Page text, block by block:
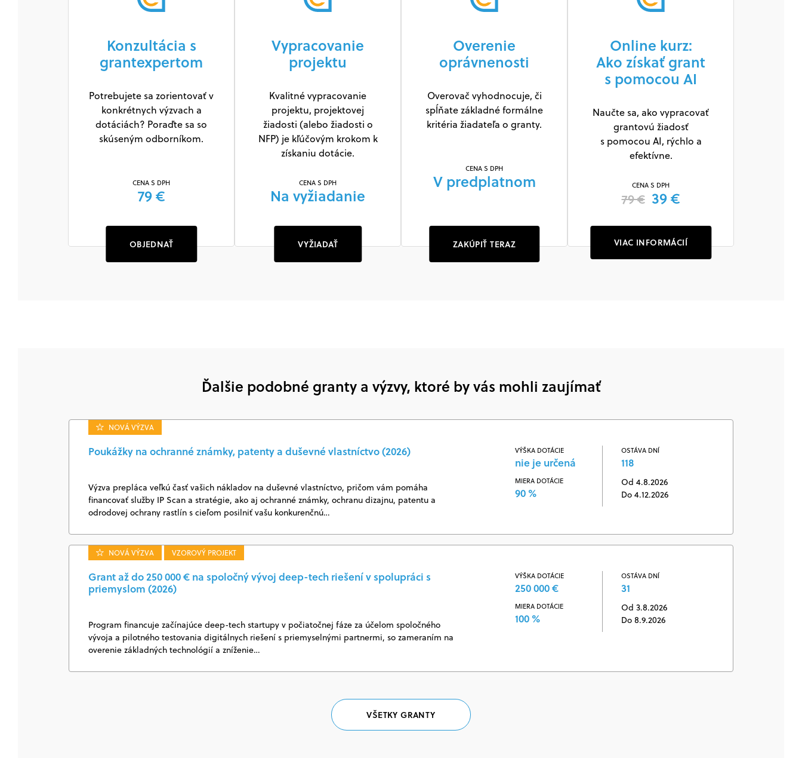
Konzultácia s
grantexpertom
Potrebujete sa zorientovať v
konkrétnych výzvach a
dotáciách? Poraďte sa so
skúseným odborníkom.
CENA S DPH
79 €
OBJEDNAŤ
Vypracovanie
projektu
Kvalitné vypracovanie
projektu, projektovej
žiadosti (alebo žiadosti o
NFP) je kľúčovým krokom k
získaniu dotácie.
CENA S DPH
Na vyžiadanie
VYŽIADAŤ
Overenie
oprávnenosti
Overovač vyhodnocuje, či
spĺňate základné formálne
kritéria žiadateľa o granty.
CENA S DPH
V predplatnom
ZAKÚPIŤ TERAZ
Online kurz:
Ako získať grant
s pomocou AI
Naučte sa, ako vypracovať
grantovú žiadosť
s pomocou AI, rýchlo a
efektívne.
CENA S DPH
79 € 39 €
VIAC INFORMÁCIÍ
Ďalšie podobné granty a výzvy, ktoré by vás mohli zaujímať
NOVÁ VÝZVA
Poukážky na ochranné známky, patenty a duševné vlastníctvo (2026)
Výzva prepláca veľkú časť vašich nákladov na duševné vlastníctvo, pričom vám pomáha
financovať služby IP Scan a stratégie, ako aj ochranné známky, ochranu dizajnu, patentu a
odrodovej ochrany rastlín s cieľom posilniť vašu konkurenčnú…
VÝŠKA DOTÁCIE
nie je určená
MIERA DOTÁCIE
90 %
OSTÁVA DNÍ
118
Od 4.8.2026
Do 4.12.2026
NOVÁ VÝZVA VZOROVÝ PROJEKT
Grant až do 250 000 € na spoločný vývoj deep-tech riešení v spolupráci s
priemyslom (2026)
Program financuje začínajúce deep-tech startupy v počiatočnej fáze za účelom spoločného
vývoja a pilotného testovania digitálnych riešení s priemyselnými partnermi, so zameraním na
overenie základných technológií a zníženie…
VÝŠKA DOTÁCIE
250 000 €
MIERA DOTÁCIE
100 %
OSTÁVA DNÍ
31
Od 3.8.2026
Do 8.9.2026
VŠETKY GRANTY